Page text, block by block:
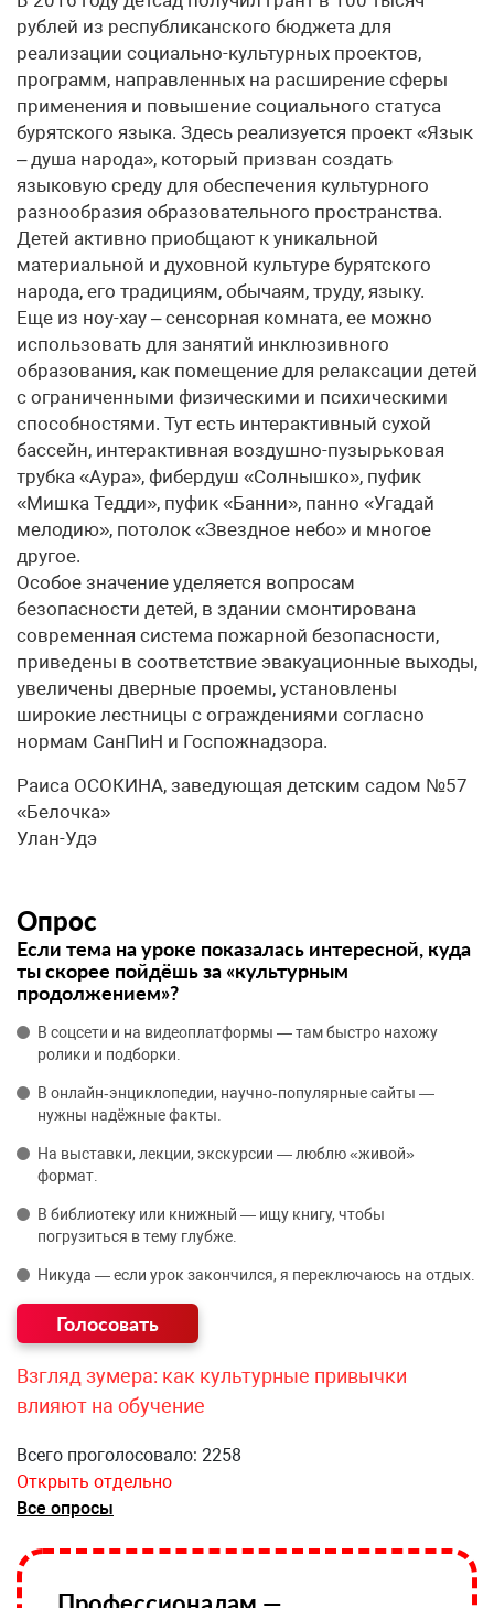
рублей из республиканского бюджета для
реализации социально-культурных проектов,
программ, направленных на расширение сферы
применения и повышение социального статуса
бурятского языка. Здесь реализуется проект «Язык
– душа народа», который призван создать
языковую среду для обеспечения культурного
разнообразия образовательного пространства.
Детей активно приобщают к уникальной
материальной и духовной культуре бурятского
народа, его традициям, обычаям, труду, языку.
Еще из ноу-хау – сенсорная комната, ее можно
использовать для занятий инклюзивного
образования, как помещение для релаксации детей
с ограниченными физическими и психическими
способностями. Тут есть интерактивный сухой
бассейн, интерактивная воздушно-пузырьковая
трубка «Аура», фибердуш «Солнышко», пуфик
«Мишка Тедди», пуфик «Банни», панно «Угадай
мелодию», потолок «Звездное небо» и многое
другое.
Особое значение уделяется вопросам
безопасности детей, в здании смонтирована
современная система пожарной безопасности,
приведены в соответствие эвакуационные выходы,
увеличены дверные проемы, установлены
широкие лестницы с ограждениями согласно
нормам СанПиН и Госпожнадзора.
Раиса ОСОКИНА, заведующая детским садом №57
«Белочка»
Улан-Удэ
Опрос
Если тема на уроке показалась интересной, куда
ты скорее пойдёшь за «культурным
продолжением»?
В соцсети и на видеоплатформы — там быстро нахожу
ролики и подборки.
В онлайн‑энциклопедии, научно‑популярные сайты —
нужны надёжные факты.
На выставки, лекции, экскурсии — люблю «живой»
формат.
В библиотеку или книжный — ищу книгу, чтобы
погрузиться в тему глубже.
Никуда — если урок закончился, я переключаюсь на отдых.
Взгляд зумера: как культурные привычки
влияют на обучение
Всего проголосовало: 2258
Открыть отдельно
Все опросы